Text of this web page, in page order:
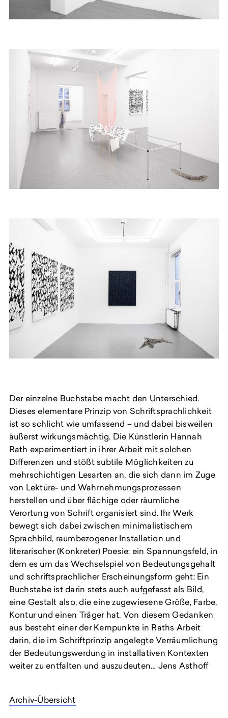
Der einzelne Buchstabe macht den Unterschied.
Dieses elementare Prinzip von Schriftsprachlichkeit
ist so schlicht wie umfassend – und dabei bisweilen
äußerst wirkungsmächtig. Die Künstlerin Hannah
Rath experimentiert in ihrer Arbeit mit solchen
Differenzen und stößt subtile Möglichkeiten zu
mehrschichtigen Lesarten an, die sich dann im Zuge
von Lektüre- und Wahrnehmungsprozessen
herstellen und über flächige oder räumliche
Verortung von Schrift organisiert sind. Ihr Werk
bewegt sich dabei zwischen minimalistischem
Sprachbild, raumbezogener Installation und
literarischer (Konkreter) Poesie: ein Spannungsfeld, in
dem es um das Wechselspiel von Bedeutungsgehalt
und schriftsprachlicher Erscheinungsform geht: Ein
Buchstabe ist darin stets auch aufgefasst als Bild,
eine Gestalt also, die eine zugewiesene Größe, Farbe,
Kontur und einen Träger hat. Von diesem Gedanken
aus besteht einer der Kernpunkte in Raths Arbeit
darin, die im Schriftprinzip angelegte Verräumlichung
der Bedeutungswerdung in installativen Kontexten
weiter zu entfalten und auszudeuten… Jens Asthoff
Archiv-Übersicht